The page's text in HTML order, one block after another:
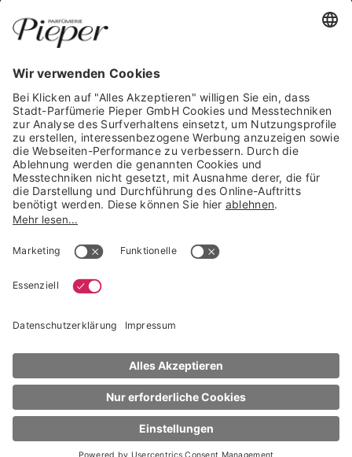
Moisture Surge
Moisture Surge™ SPF 25 Sheer Hydrator
50 ml UVP* € 51,00 € 28,25
50 ml (€ 565,00 / 1 l)
Trusted Shops Mitglied seit 2010
* unverbindliche Preisempfehlung der Verbundgruppe beauty alliance
NACH OBEN